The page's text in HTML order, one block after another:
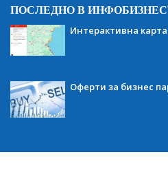
ПОСЛЕДНО В ИНФОБИЗНЕС
Интерактивна
Оферти за бизнес